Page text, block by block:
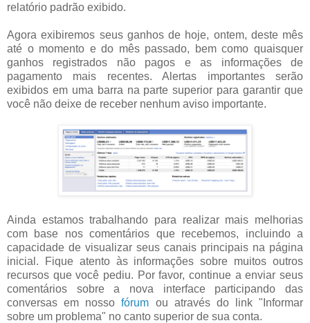
relatório padrão exibido.
Agora exibiremos seus ganhos de hoje, ontem, deste mês
até o momento e do mês passado, bem como quaisquer
ganhos registrados não pagos e as informações de
pagamento mais recentes. Alertas importantes serão
exibidos em uma barra na parte superior para garantir que
você não deixe de receber nenhum aviso importante.
Ainda estamos trabalhando para realizar mais melhorias
com base nos comentários que recebemos, incluindo a
capacidade de visualizar seus canais principais na página
inicial. Fique atento às informações sobre muitos outros
recursos que você pediu. Por favor, continue a enviar seus
comentários sobre a nova interface participando das
conversas em nossofórum ou através do link "Informar
sobre um problema" no canto superior de sua conta.